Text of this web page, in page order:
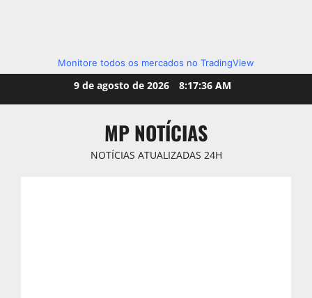
Monitore todos os mercados no TradingView
9 de agosto de 2026 8:17:38 AM
MP NOTÍCIAS
NOTÍCIAS ATUALIZADAS 24H